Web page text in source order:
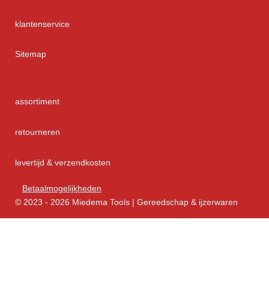
klantenservice
Sitemap
assortiment
retourneren
levertijd & verzendkosten
Betaalmogelijkheden
© 2023 - 2026 Miedema Tools | Gereedschap & ijzerwaren